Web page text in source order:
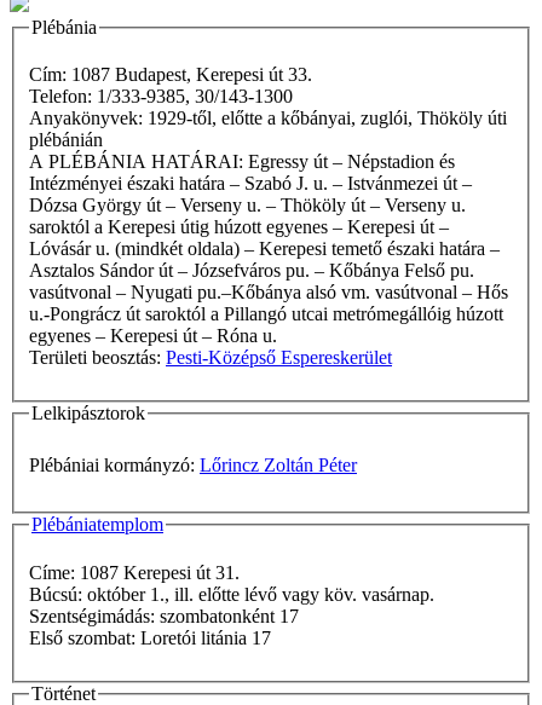
Plébánia
Cím: 1087 Budapest, Kerepesi út 33.
Telefon: 1/333-9385, 30/143-1300
Anyakönyvek: 1929-től, előtte a kőbányai, zuglói, Thököly úti
plébánián
A PLÉBÁNIA HATÁRAI: Egressy út – Népstadion és
Intézményei északi határa – Szabó J. u. – Istvánmezei út –
Dózsa György út – Verseny u. – Thököly út – Verseny u.
saroktól a Kerepesi útig húzott egyenes – Kerepesi út –
Lóvásár u. (mindkét oldala) – Kerepesi temető északi határa –
Asztalos Sándor út – Józsefváros pu. – Kőbánya Felső pu.
vasútvonal – Nyugati pu.–Kőbánya alsó vm. vasútvonal – Hős
u.-Pongrácz út saroktól a Pillangó utcai metrómegállóig húzott
egyenes – Kerepesi út – Róna u.
Területi beosztás: Pesti-Középső Espereskerület
Lelkipásztorok
Plébániai kormányzó: Lőrincz Zoltán Péter
Plébániatemplom
Címe: 1087 Kerepesi út 31.
Búcsú: október 1., ill. előtte lévő vagy köv. vasárnap.
Szentségimádás: szombatonként 17
Első szombat: Loretói litánia 17
Történet